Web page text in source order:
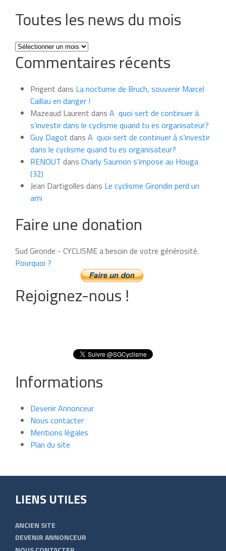
Toutes les news du mois
Toutes
les
news
mois
Commentaires récents
Prigent dans La nocturne de Bruch, souvenir Marcel
Caillau en danger !
Mazeaud Laurent dans A quoi sert de continuer à
s’investir dans le cyclisme quand tu es organisateur?
Guy Dagot dans A quoi sert de continuer à s’investir
dans le cyclisme quand tu es organisateur?
RENOUT dans Charly Saumon s’impose au Houga
(32)
Jean Dartigolles dans Le cyclisme Girondin perd un
ami
Faire une donation
Sud Gironde - CYCLISME a besoin de votre générosité.
Pourquoi ?
Rejoignez-nous !
Informations
Devenir Annonceur
Nous contacter
Mentions légales
Plan du site
LIENS UTILES
ANCIEN SITE
DEVENIR ANNONCEUR